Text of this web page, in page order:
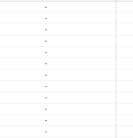
-
-
-
-
-
-
-
-
-
-
-
-